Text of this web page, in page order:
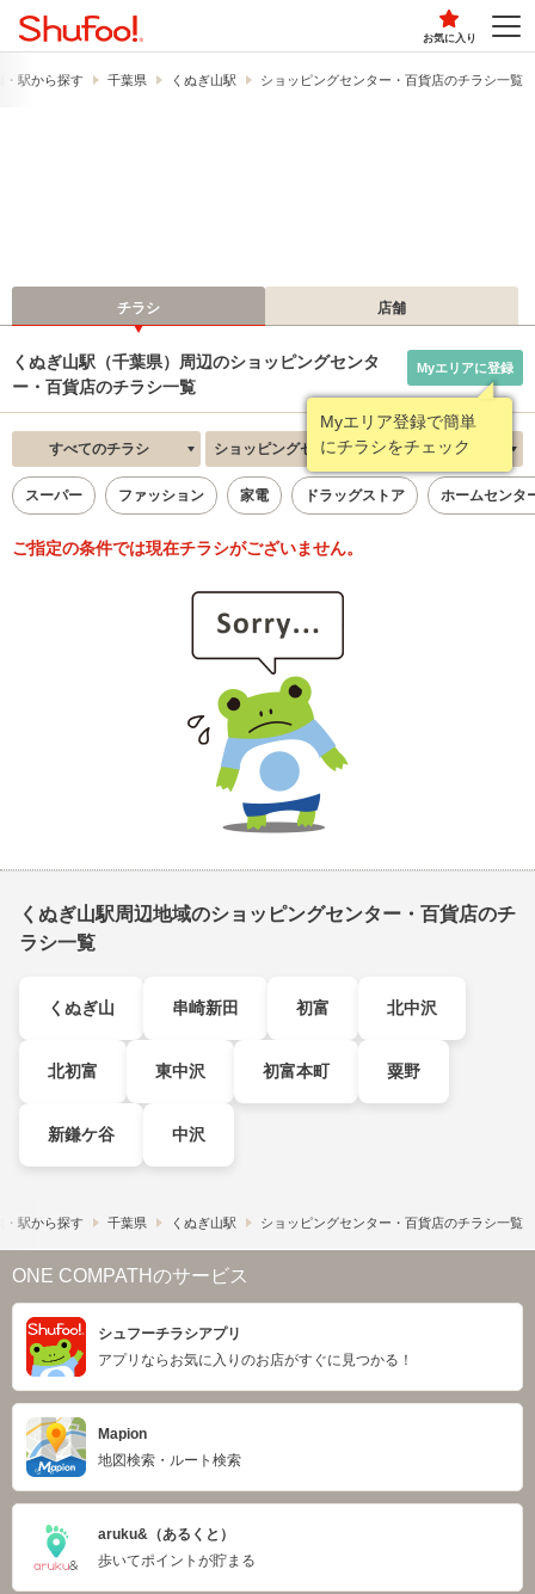
お気に入り
・駅から探す 千葉県 くぬぎ山駅 ショッピングセンター・百貨店のチラシ一覧
チラシ 店舗
くぬぎ山駅（千葉県）周辺のショッピングセンタ
ー・百貨店のチラシ一覧
Myエリア登録で簡単
にチラシをチェック
Myエリアに登録
すべてのチラシ ショッピングセンター・百貨店 新着順
スーパー ファッション 家電 ドラッグストア ホームセンタ
ご指定の条件では現在チラシがございません。
くぬぎ山駅周辺地域のショッピングセンター・百貨店のチ
ラシ一覧
くぬぎ山 串崎新田 初富 北中沢
北初富 東中沢 初富本町 粟野
新鎌ケ谷 中沢
・駅から探す 千葉県 くぬぎ山駅 ショッピングセンター・百貨店のチラシ一覧
ONE COMPATHのサービス
シュフーチラシアプリ
アプリならお気に入りのお店がすぐに見つかる！
Mapion
地図検索・ルート検索
aruku&（あるくと）
歩いてポイントが貯まる